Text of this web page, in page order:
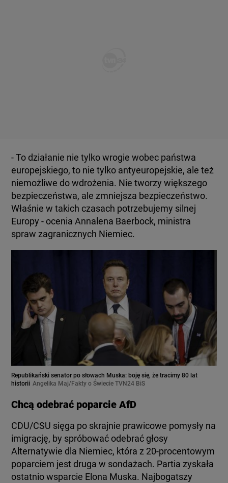
- To działanie nie tylko wrogie wobec państwa
europejskiego, to nie tylko antyeuropejskie, ale też
niemożliwe do wdrożenia. Nie tworzy większego
bezpieczeństwa, ale zmniejsza bezpieczeństwo.
Właśnie w takich czasach potrzebujemy silnej
Europy - ocenia Annalena Baerbock, ministra
spraw zagranicznych Niemiec.
Republikański senator po słowach Muska: boję się, że tracimy 80 lat
historii Angelika Maj/Fakty o Świecie TVN24 BiS
Chcą odebrać poparcie AfD
CDU/CSU sięga po skrajnie prawicowe pomysły na
imigrację, by spróbować odebrać głosy
Alternatywie dla Niemiec, która z 20-procentowym
poparciem jest druga w sondażach. Partia zyskała
ostatnio wsparcie Elona Muska. Najbogatszy